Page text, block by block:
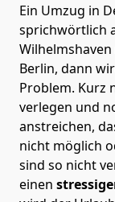
Ein Umzug in
sprichwörtlich
Berlin, dann
Problem. Kurz
verlegen und
anstreichen,
nicht möglich
sind so nicht
einen